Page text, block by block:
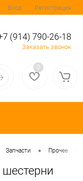
Вход Регистрация
(914) 790-26-18
Заказать звонок
0
Запчасти • Прочее